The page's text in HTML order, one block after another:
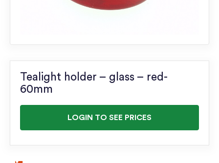
Tealight holder – glass – red-
60mm
LOGIN TO SEE PRICES